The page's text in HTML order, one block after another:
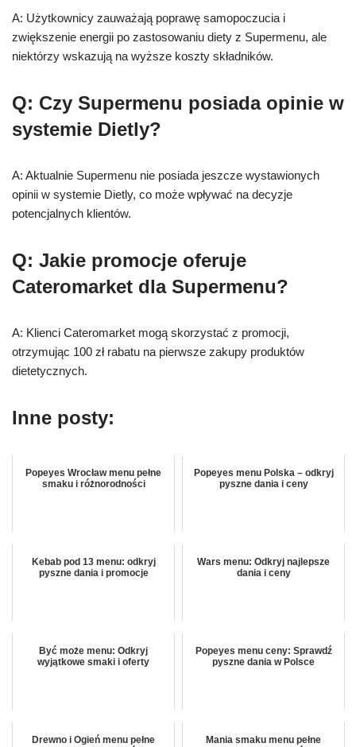
A: Użytkownicy zauważają poprawę samopoczucia i
zwiększenie energii po zastosowaniu diety z Supermenu, ale
niektórzy wskazują na wyższe koszty składników.
Q: Czy Supermenu posiada opinie w
systemie Dietly?
A: Aktualnie Supermenu nie posiada jeszcze wystawionych
opinii w systemie Dietly, co może wpływać na decyzje
potencjalnych klientów.
Q: Jakie promocje oferuje
Cateromarket dla Supermenu?
A: Klienci Cateromarket mogą skorzystać z promocji,
otrzymując 100 zł rabatu na pierwsze zakupy produktów
dietetycznych.
Inne posty:
Popeyes Wrocław menu pełne
smaku i różnorodności
Popeyes menu Polska – odkryj
pyszne dania i ceny
Kebab pod 13 menu: odkryj
pyszne dania i promocje
Wars menu: Odkryj najlepsze
dania i ceny
Być może menu: Odkryj
wyjątkowe smaki i oferty
Popeyes menu ceny: Sprawdź
pyszne dania w Polsce
Drewno i Ogień menu pełne
Mania smaku menu pełne